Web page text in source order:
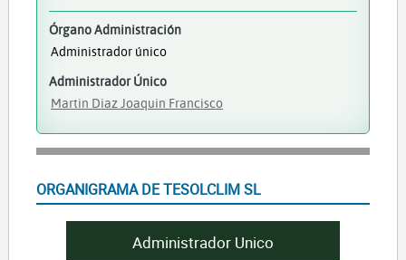
Órgano Administración
Administrador único
Administrador Único
Martin Diaz Joaquin Francisco
ORGANIGRAMA DE TESOLCLIM SL
Administrador Unico